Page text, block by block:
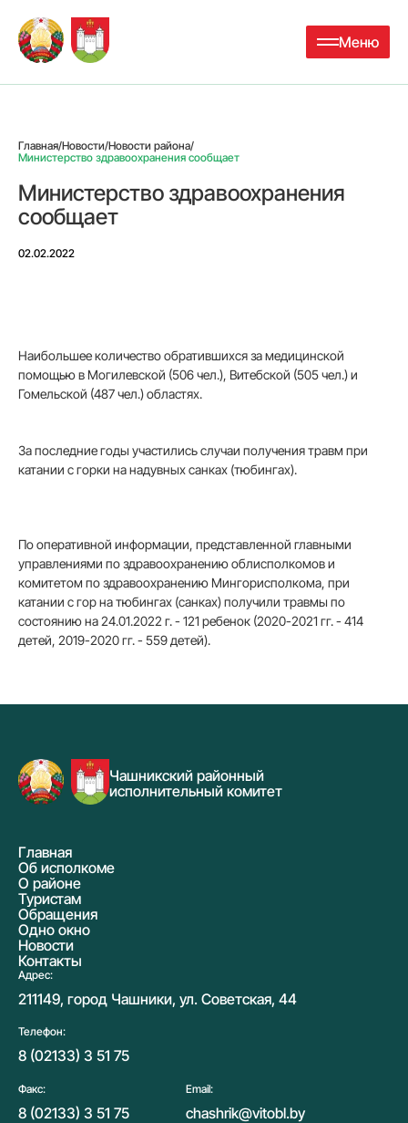
Меню
Главная/Новости/Новости района/
Министерство здравоохранения сообщает
Министерство здравоохранения
сообщает
02.02.2022
Наибольшее количество обратившихся за медицинской
помощью в Могилевской (506 чел.), Витебской (505 чел.) и
Гомельской (487 чел.) областях.
За последние годы участились случаи получения травм при
катании с горки на надувных санках (тюбингах).
По оперативной информации, представленной главными
управлениями по здравоохранению облисполкомов и
комитетом по здравоохранению Мингорисполкома, при
катании с гор на тюбингах (санках) получили травмы по
состоянию на 24.01.2022 г. - 121 ребенок (2020-2021 гг. - 414
детей, 2019-2020 гг. - 559 детей).
Чашникский районный
исполнительный комитет
Главная
Об исполкоме
О районе
Туристам
Обращения
Одно окно
Новости
Контакты
Адрес:
211149, город Чашники, ул. Советская, 44
Телефон:
8 (02133) 3 51 75
Факс:
8 (02133) 3 51 75
Email:
chashrik@vitobl.by